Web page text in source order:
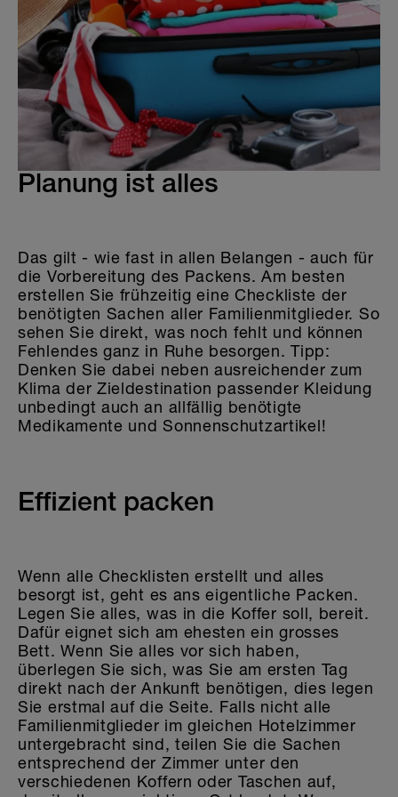
Die Welt der Sticker
Planung ist alles
Das gilt - wie fast in allen Belangen - auch für
die Vorbereitung des Packens. Am besten
erstellen Sie frühzeitig eine Checkliste der
benötigten Sachen aller Familienmitglieder. So
sehen Sie direkt, was noch fehlt und können
Fehlendes ganz in Ruhe besorgen. Tipp:
Denken Sie dabei neben ausreichender zum
Klima der Zieldestination passender Kleidung
unbedingt auch an allfällig benötigte
Medikamente und Sonnenschutzartikel!
Effizient packen
Wenn alle Checklisten erstellt und alles
besorgt ist, geht es ans eigentliche Packen.
Legen Sie alles, was in die Koffer soll, bereit.
Dafür eignet sich am ehesten ein grosses
Bett. Wenn Sie alles vor sich haben,
überlegen Sie sich, was Sie am ersten Tag
direkt nach der Ankunft benötigen, dies legen
Sie erstmal auf die Seite. Falls nicht alle
Familienmitglieder im gleichen Hotelzimmer
untergebracht sind, teilen Sie die Sachen
entsprechend der Zimmer unter den
verschiedenen Koffern oder Taschen auf,